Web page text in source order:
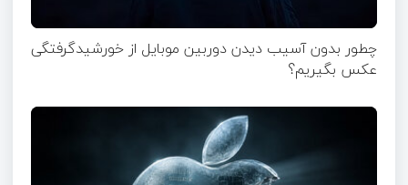
چطور بدون آسیب دیدن دوربین موبایل از خورشیدگرفتگی
عکس بگیریم؟